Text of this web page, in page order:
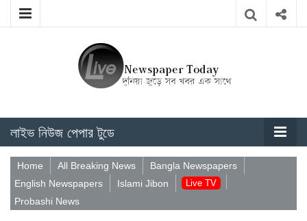
লাইভ নিউজ পেপার টুডে
Home All Breaking News
Bangla Newspapers
English Newspapers
Islami Jibon Live TV
Probashi News